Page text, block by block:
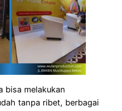
bisa melakukan
tanpa ribet, berbagai